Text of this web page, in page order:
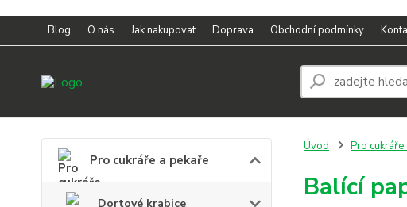
Blog O nás Jak nakupovat Doprava Obchodní podmínky
Pro cukráře a pekaře
Dortové krabice
Úvod Pro cukráře
Balící